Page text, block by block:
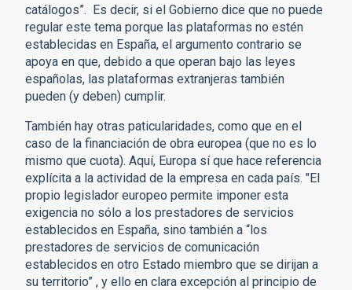
catálogos”. Es decir, si el Gobierno dice que no puede
regular este tema porque las plataformas no estén
establecidas en España, el argumento contrario se
apoya en que, debido a que operan bajo las leyes
españolas, las plataformas extranjeras también
pueden (y deben) cumplir.
También hay otras paticularidades, como que en el
caso de la financiación de obra europea (que no es lo
mismo que cuota). Aquí, Europa sí que hace referencia
explícita a la actividad de la empresa en cada país. "El
propio legislador europeo permite imponer esta
exigencia no sólo a los prestadores de servicios
establecidos en España, sino también a “los
prestadores de servicios de comunicación
establecidos en otro Estado miembro que se dirijan a
su territorio” , y ello en clara excepción al principio de